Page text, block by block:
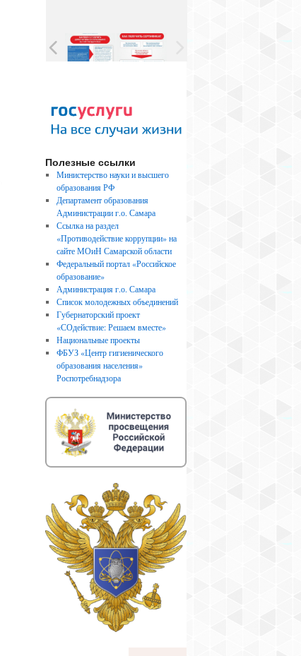
Полезные ссылки
Министерство науки и высшего
образования РФ
Департамент образования
Администрации г.о. Самара
Ссылка на раздел
«Противодействие коррупции» на
сайте МОиН Самарской области
Федеральный портал «Российское
образование»
Администрация г.о. Самара
Список молодежных объединений
Губернаторский проект
«СОдействие: Решаем вместе»
Национальные проекты
ФБУЗ «Центр гигиенического
образования населения»
Роспотребнадзора